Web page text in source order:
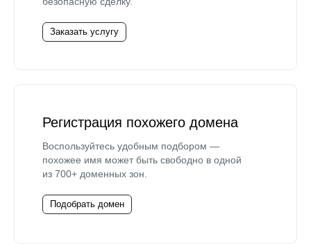
Заказать услугу
Регистрация похожего домена
Воспользуйтесь удобным подбором —
похожее имя может быть свободно в одной
из 700+ доменных зон.
Подобрать домен